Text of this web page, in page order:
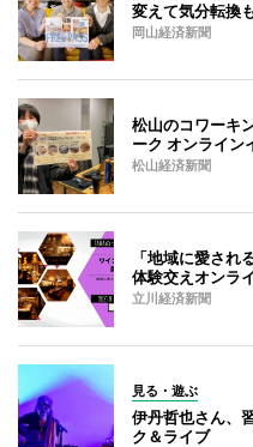
変えて気分転換
岡山経済新聞
松山のコワーキ
ーク オンライン
松山経済新聞
「地域に愛され
体験交えオンラ
立川経済新聞
見る・遊ぶ
伊丹哲也さん、
ク＆ライブ